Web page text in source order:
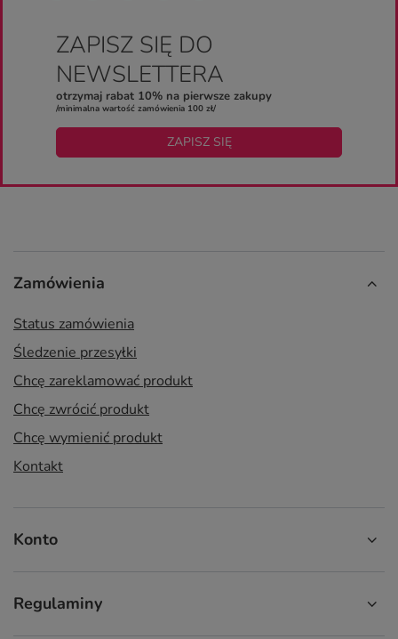
ZAPISZ SIĘ DO
NEWSLETTERA
otrzymaj rabat 10% na pierwsze zakupy
/minimalna wartość zamówienia 100 zł/
ZAPISZ SIĘ
Zamówienia
Status zamówienia
Śledzenie przesyłki
Chcę zareklamować produkt
Chcę zwrócić produkt
Chcę wymienić produkt
Kontakt
Konto
Regulaminy